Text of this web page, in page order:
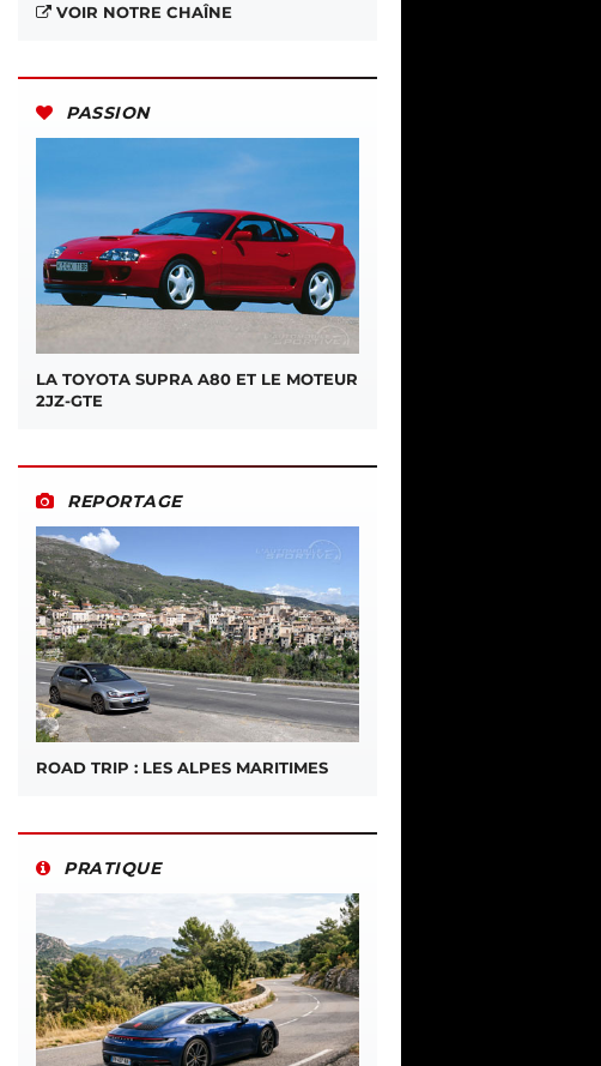
VOIR NOTRE CHAÎNE
PASSION
LA TOYOTA SUPRA A80 ET LE MOTEUR
2JZ-GTE
REPORTAGE
ROAD TRIP : LES ALPES MARITIMES
PRATIQUE